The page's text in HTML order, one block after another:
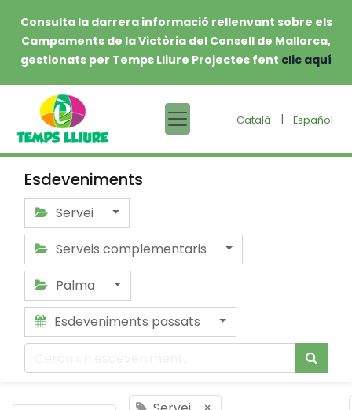
Consulta la darrera informació rellenvant sobre els
Campaments de la Victòria del Consell de Mallorca,
gestionats per Temps Lliure Projectes fent clic aquí
Català | Español
Esdeveniments
Servei
Serveis complementaris
Palma
Esdeveniments passats